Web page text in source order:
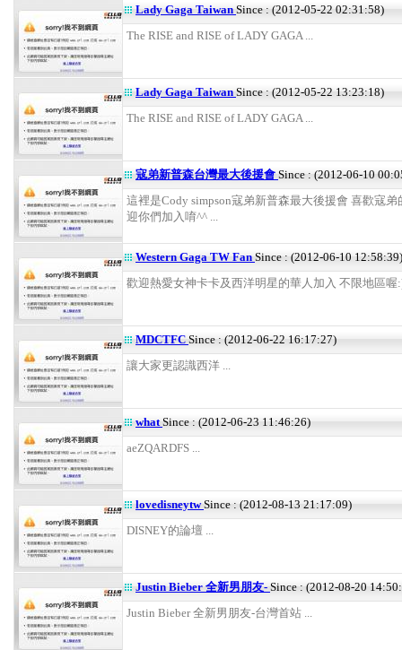
Lady Gaga Taiwan Since : (2012-05-22 02:31:58)
The RISE and RISE of LADY GAGA ...
Lady Gaga Taiwan Since : (2012-05-22 13:23:18)
The RISE and RISE of LADY GAGA ...
寇弟新普森台灣最大後援會 Since : (2012-06-10
這裡是Cody simpson寇弟新普森最大後援會 喜歡寇弟
迎你們加入唷^^ ...
Western Gaga TW Fan Since : (2012-06-10 12:58:39)
歡迎熱愛女神卡卡及西洋明星的華人加入 不限地區喔
MDCTFC Since : (2012-06-22 16:17:27)
讓大家更認識西洋 ...
whatSince : (2012-06-23 11:46:26)
aeZQARDFS ...
lovedisneytwSince : (2012-08-13 21:17:09)
DISNEY的論壇 ...
Justin Bieber 全新男朋友- Since : (2012-08-20
Justin Bieber 全新男朋友-台灣首站 ...